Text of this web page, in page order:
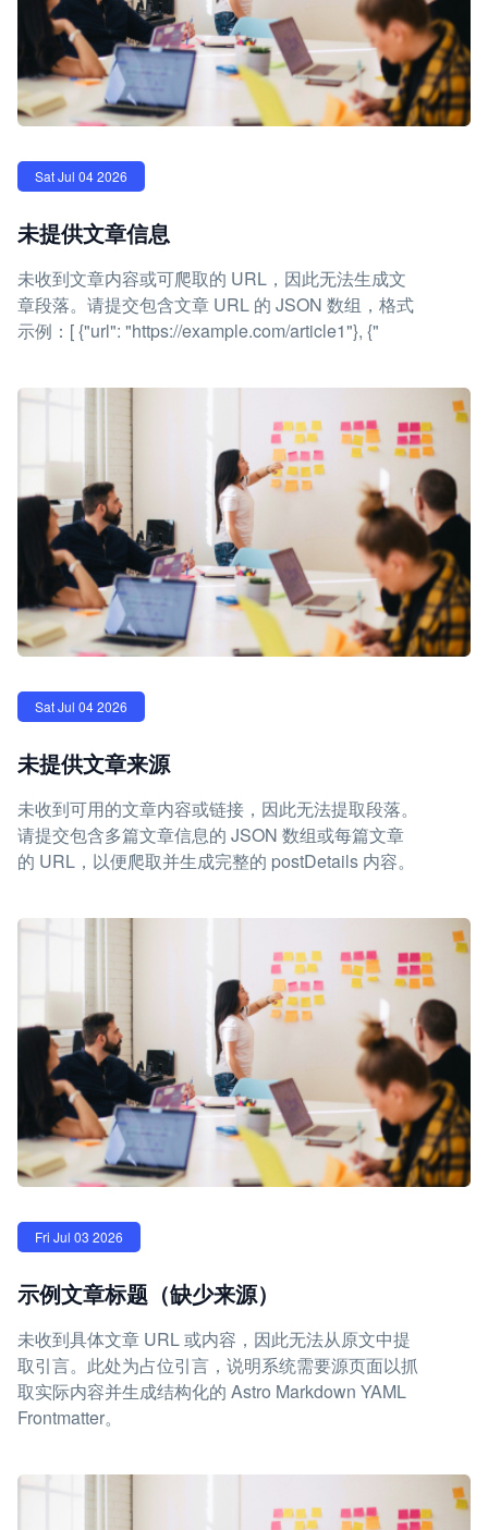
Sat Jul 04 2026
未提供文章信息
未收到文章内容或可爬取的 URL，因此无法生成文
章段落。请提交包含文章 URL 的 JSON 数组，格式
示例：[ {"url": "https://example.com/article1"}, {"
Sat Jul 04 2026
未提供文章来源
未收到可用的文章内容或链接，因此无法提取段落。
请提交包含多篇文章信息的 JSON 数组或每篇文章
的 URL，以便爬取并生成完整的 postDetails 内容。
Fri Jul 03 2026
示例文章标题（缺少来源）
未收到具体文章 URL 或内容，因此无法从原文中提
取引言。此处为占位引言，说明系统需要源页面以抓
取实际内容并生成结构化的 Astro Markdown YAML
Frontmatter。